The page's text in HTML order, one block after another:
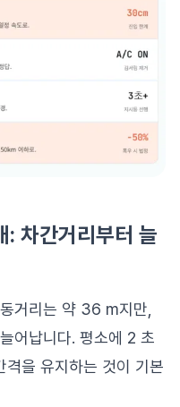
: 차간거리부터 늘
거리는 약 36 m지만,
어납니다. 평소에 2 초
을 유지하는 것이 기본